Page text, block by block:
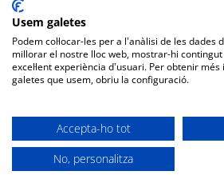
Diseño webamc gestión
Usem galetes
Podem col·locar-les per a l'anàlisi de les dades
millorar el nostre lloc web, mostrar-hi
excel·lent experiència d'usuari. Per obtenir
galetes que usem, obriu la configuració.
Accepta-ho tot
No, personalitza